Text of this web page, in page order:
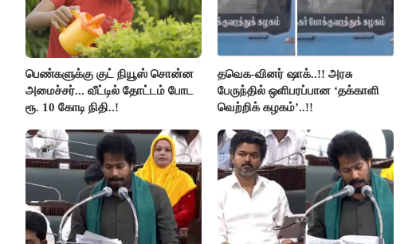
பெண்களுக்கு குட் நியூஸ் சொன்ன
அமைச்சர்... வீட்டில் தோட்டம் போட
ரூ. 10 கோடி நிதி..!
தவெக-வினர் ஷாக்..!! அரசு
பேருந்தில் ஒளிபரப்பான ‘தக்காளி
வெற்றிக் கழகம்’..!!